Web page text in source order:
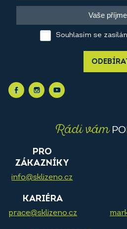
Souhlasím se
Rádi vám
PRO
ZÁKAZNÍKY
info@sklizeno.cz
KARIÉRA
prace@sklizeno.cz